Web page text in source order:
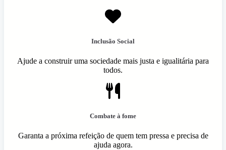
Inclusão Social
Ajude a construir uma sociedade mais justa e igualitária para
todos.
Combate à fome
Garanta a próxima refeição de quem tem pressa e precisa de
ajuda agora.